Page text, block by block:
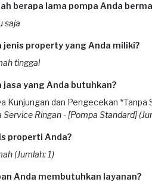
berapa lama pompa Anda
saja
jenis property yang Anda miliki?
tinggal
jasa yang Anda butuhkan?
Kunjungan dan Pengecekan *Tanpa
Service Ringan - [Pompa Standard]
properti Anda?
(Jumlah: 1)
Anda membutuhkan layanan?